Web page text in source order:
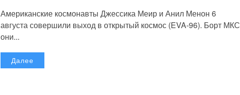
Американские космонавты Джессика Меир и Анил Менон 6
августа совершили выход в открытый космос (EVA-96). Борт МКС
они...
Далее